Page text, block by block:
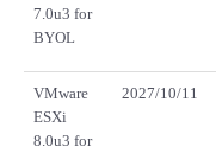
7.0u3 for
BYOL
VMware
ESXi
8.0u3 for
2027/10/11